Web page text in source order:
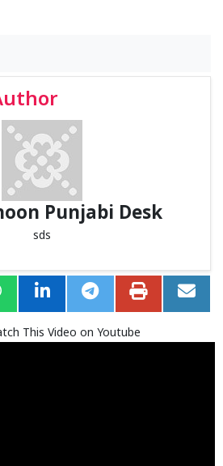
Punjabi Desk
sds
This Video on Youtube